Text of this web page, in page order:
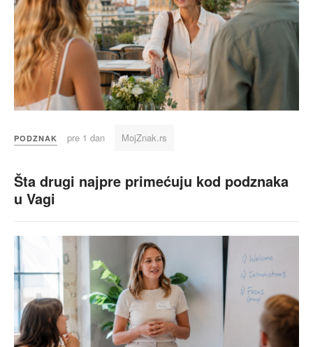
PODZNAK pre 1 dan MojZnak.rs
Šta drugi najpre primećuju kod podznaka
u Vagi